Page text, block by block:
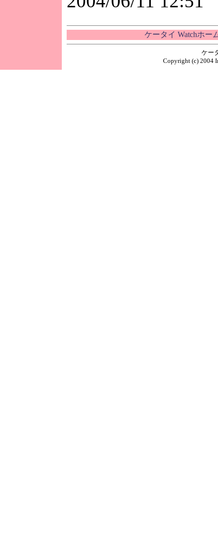
ケータイ Watchホー
ケー
Copyright (c) 2004